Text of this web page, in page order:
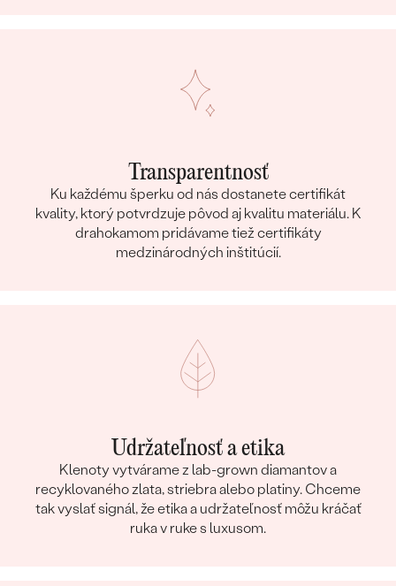
Transparentnosť
Ku každému šperku od nás dostanete certifikát
kvality, ktorý potvrdzuje pôvod aj kvalitu materiálu. K
drahokamom pridávame tiež certifikáty
medzinárodných inštitúcií.
Udržateľnosť a etika
Klenoty vytvárame z lab-grown diamantov a
recyklovaného zlata, striebra alebo platiny. Chceme
tak vyslať signál, že etika a udržateľnosť môžu kráčať
ruka v ruke s luxusom.